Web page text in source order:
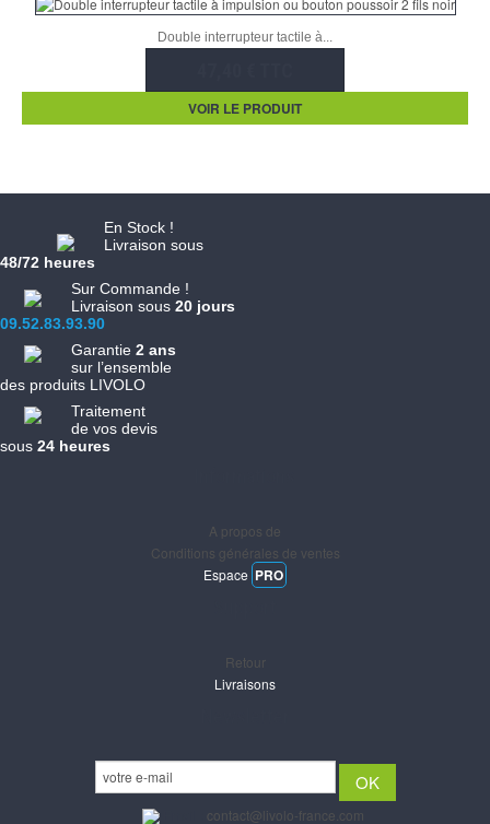
Double interrupteur tactile à...
VOIR LE PRODUIT
En Stock !
Livraison sous
48/72 heures
Sur Commande !
Livraison sous 20 jours
09.52.83.93.90
Garantie 2 ans
sur l’ensemble
des produits LIVOLO
Traitement
de vos devis
sous 24 heures
A propos de
Conditions générales de ventes
Espace PRO
Retour
Livraisons
contact@livolo-france.com